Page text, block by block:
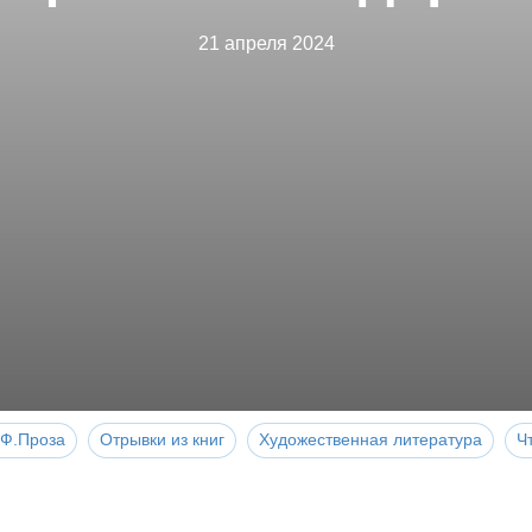
21 апреля 2024
Отрывки из книг Художественная литература